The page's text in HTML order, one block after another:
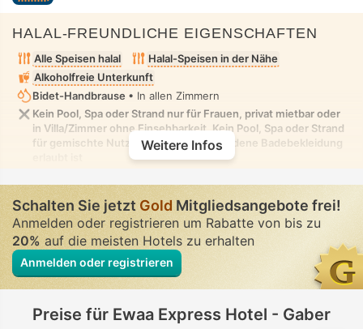
HALAL-FREUNDLICHE EIGENSCHAFTEN
Alle Speisen halal
Halal-Speisen in der Nähe
Alkoholfreie Unterkunft
Bidet-Handbrause • In allen Zimmern
Kein Pool, Spa oder Strand nur für Frauen, privat mietbar oder
in Villa/Zimmer ohne Einsehbarkeit. Kein Pool, Spa oder Strand
für gemischte Nutzung, in dem bescheidene Badebekleidung
Weitere Infos
Schalten Sie jetztGold Mitgliedsangebote frei!
Anmelden oder registrieren um Rabatte von bis zu
20%auf die meisten Hotels zu erhalten
Anmelden oder registrieren
Preise für Ewaa Express Hotel - Gaber